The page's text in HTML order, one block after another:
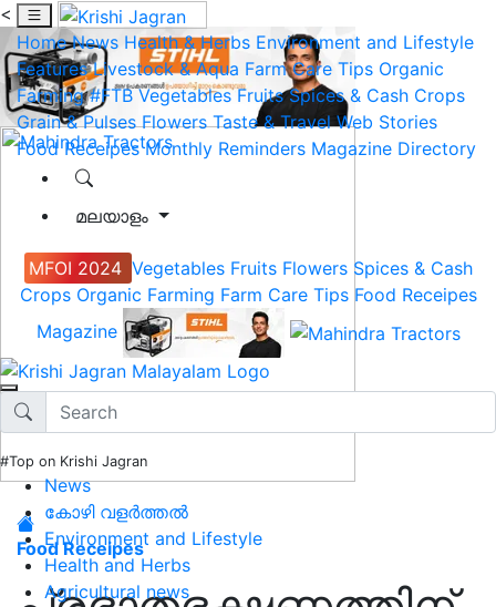
<
Home News Health & Herbs Environment and Lifestyle
Features Livestock & Aqua Farm Care Tips Organic
Farming #FTB Vegetables Fruits Spices & Cash Crops
Grain & Pulses Flowers Taste & Travel Web Stories
Food Receipes Monthly Reminders Magazine Directory
മലയാളം
MFOI 2024 Vegetables Fruits Flowers Spices & Cash
Crops Organic Farming Farm Care Tips Food Receipes
Magazine
#Top on Krishi Jagran
News
കോഴി വളർത്തൽ
Environment and Lifestyle
Health and Herbs
Agricultural news
Food Receipes